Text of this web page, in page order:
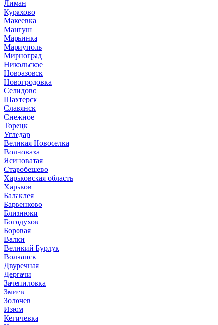
Лиман
Курахово
Макеевка
Мангуш
Марьинка
Мариуполь
Мирноград
Никольское
Новоазовск
Новогродовка
Селидово
Шахтерск
Славянск
Снежное
Торецк
Угледар
Великая Новоселка
Волноваха
Ясиноватая
Старобешево
Харьковская область
Харьков
Балаклея
Барвенково
Близнюки
Богодухов
Боровая
Валки
Великий Бурлук
Волчанск
Двуречная
Дергачи
Зачепиловка
Змиев
Золочев
Изюм
Кегичевка